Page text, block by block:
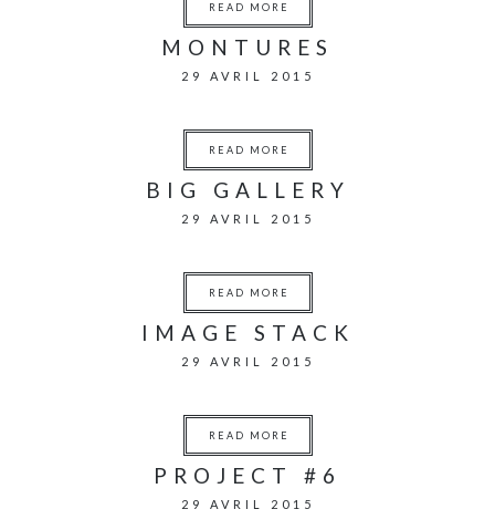
READ MORE
MONTURES
29 AVRIL 2015
READ MORE
BIG GALLERY
29 AVRIL 2015
READ MORE
IMAGE STACK
29 AVRIL 2015
READ MORE
PROJECT #6
29 AVRIL 2015